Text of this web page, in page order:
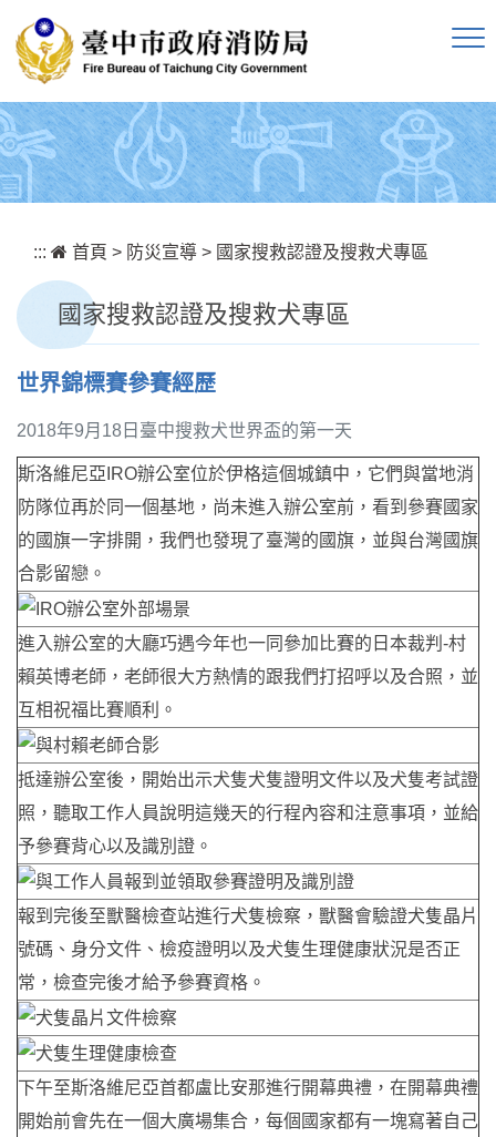
::: 首頁 > 防災宣導 > 國家搜救認證及搜救犬專區
國家搜救認證及搜救犬專區
世界錦標賽參賽經歷
2018年9月18日臺中搜救犬世界盃的第一天
斯洛維尼亞IRO辦公室位於伊格這個城鎮中，它們與當地消
防隊位再於同一個基地，尚未進入辦公室前，看到參賽國家
的國旗一字排開，我們也發現了臺灣的國旗，並與台灣國旗
合影留戀。
進入辦公室的大廳巧遇今年也一同參加比賽的日本裁判-村
賴英博老師，老師很大方熱情的跟我們打招呼以及合照，並
互相祝福比賽順利。
抵達辦公室後，開始出示犬隻犬隻證明文件以及犬隻考試證
照，聽取工作人員說明這幾天的行程內容和注意事項，並給
予參賽背心以及識別證。
報到完後至獸醫檢查站進行犬隻檢察，獸醫會驗證犬隻晶片
號碼、身分文件、檢疫證明以及犬隻生理健康狀況是否正
常，檢查完後才給予參賽資格。
下午至斯洛維尼亞首都盧比安那進行開幕典禮，在開幕典禮
開始前會先在一個大廣場集合，每個國家都有一塊寫著自己